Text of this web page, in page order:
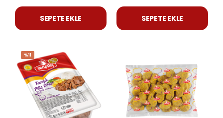
SEPETE EKLE SEPETE EKLE
%11